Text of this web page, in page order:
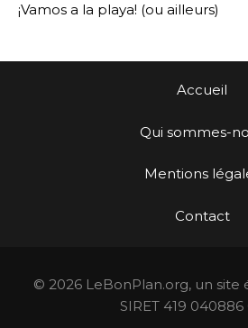
¡Vamos a la playa! (ou ailleurs)
Accueil
Qui sommes-
Mentions
Contact
© 2026 LeBonPlan.org, un
SIRET 419 040886